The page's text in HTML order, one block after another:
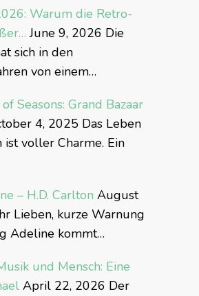
Warum die Retro-
June 9, 2026 Die
sich in den
von einem…
Seasons: Grand Bazaar
4, 2025 Das Leben
ist voller Charme. Ein
– H.D. Carlton August
Lieben, kurze Warnung
Adeline kommt…
und Mensch: Eine
April 22, 2026 Der